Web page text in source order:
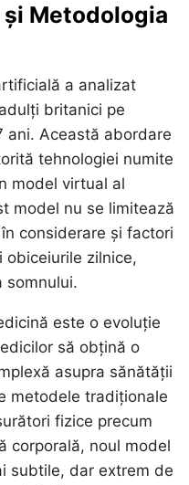
Metodologia
a analizat
britanici pe
ani. Această abordare
tehnologiei numite
model virtual al
model nu se limitează
considerare și factori
obiceiurile zilnice,
somnului.
este o evoluție
să obțină o
asupra sănătății
metodele tradiționale
fizice precum
corporală, noul model
subtile, dar extrem de